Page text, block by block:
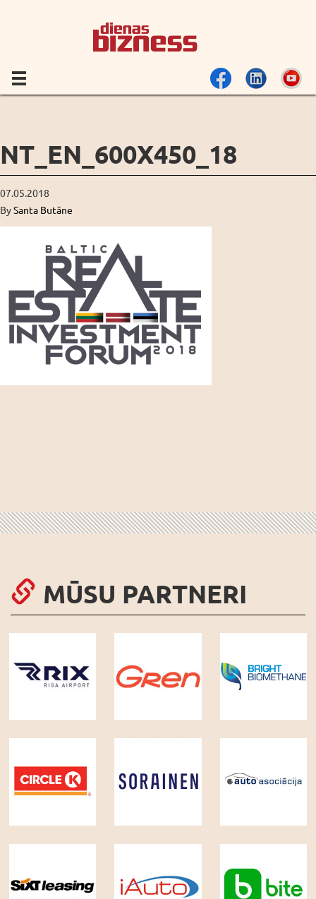
NT_EN_600X450_18
07.05.2018
BySanta Butāne
MŪSU PARTNERI